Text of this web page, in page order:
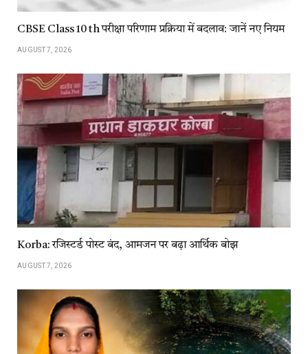
CBSE Class 10 th परीक्षा परिणाम प्रक्रिया में बदलाव: जानें नए नियम
AUGUST 7, 2026
Korba: रजिस्टर्ड पोस्ट बंद, आमजन पर बढ़ा आर्थिक बोझ
AUGUST 7, 2026